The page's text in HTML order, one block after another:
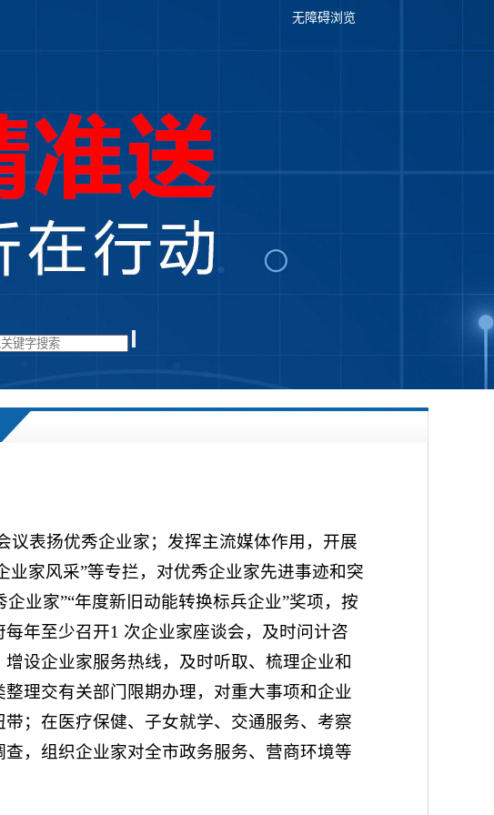
无障碍浏览
议表扬优秀企业家；发挥主流媒体作用，开展
家风采”等专拦，对优秀企业家先进事迹和突
业家”“年度新旧动能转换标兵企业”奖项，按
年至少召开1 次企业家座谈会，及时问计咨
设企业家服务热线，及时听取、梳理企业和
理交有关部门限期办理，对重大事项和企业
；在医疗保健、子女就学、交通服务、考察
，组织企业家对全市政务服务、营商环境等